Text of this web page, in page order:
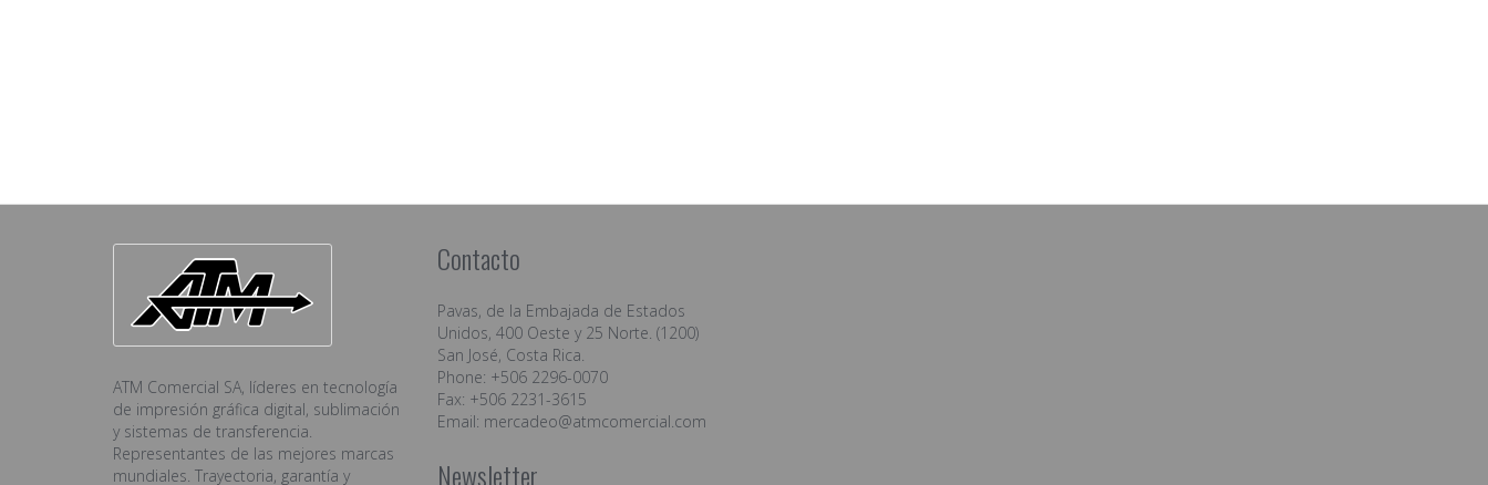
ATM Comercial SA, líderes en tecnología
de impresión gráfica digital, sublimación
y sistemas de transferencia.
Representantes de las mejores marcas
mundiales. Trayectoria, garantía y
Contacto
Pavas, de la Embajada de Estados
Unidos, 400 Oeste y 25 Norte. (1200)
San José, Costa Rica.
Phone: +506 2296-0070
Fax: +506 2231-3615
Email: mercadeo@atmcomercial.com
Newsletter